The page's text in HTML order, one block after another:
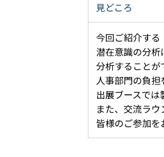
見どころ
今回ご紹介する
潜在意識の分析
分析することが
人事部門の負
出展ブースでは
また、交流ラ
皆様のご参加を